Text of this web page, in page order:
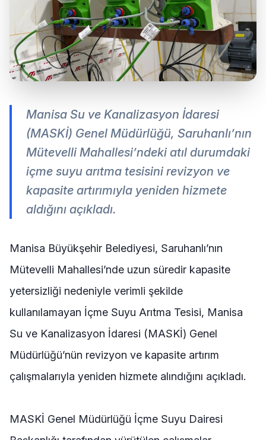
Manisa Su ve Kanalizasyon İdaresi
(MASKİ) Genel Müdürlüğü, Saruhanlı’nın
Mütevelli Mahallesi’ndeki atıl durumdaki
içme suyu arıtma tesisini revizyon ve
kapasite artırımıyla yeniden hizmete
aldığını açıkladı.
Manisa Büyükşehir Belediyesi, Saruhanlı’nın
Mütevelli Mahallesi’nde uzun süredir kapasite
yetersizliği nedeniyle verimli şekilde
kullanılamayan İçme Suyu Arıtma Tesisi, Manisa
Su ve Kanalizasyon İdaresi (MASKİ) Genel
Müdürlüğü’nün revizyon ve kapasite artırım
çalışmalarıyla yeniden hizmete alındığını açıkladı.
MASKİ Genel Müdürlüğü İçme Suyu Dairesi